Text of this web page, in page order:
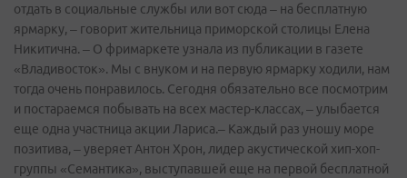
отдать в социальные службы или вот сюда – на бесплатную
ярмарку, – говорит жительница приморской столицы Елена
Никитична. – О фримаркете узнала из публикации в газете
«Владивосток». Мы с внуком и на первую ярмарку ходили, нам
тогда очень понравилось. Сегодня обязательно все посмотрим
и постараемся побывать на всех мастер-классах, – улыбается
еще одна участница акции Лариса.– Каждый раз уношу море
позитива, – уверяет Антон Хрон, лидер акустической хип-хоп-
группы «Семантика», выступавшей еще на первой бесплатной